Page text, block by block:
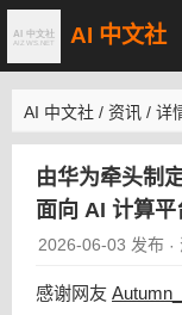
AI 中文社
AI 中文社 / 资讯 / 详
由华为牵头制
面向 AI 计算
2026-06-03 发布 ·
感谢网友